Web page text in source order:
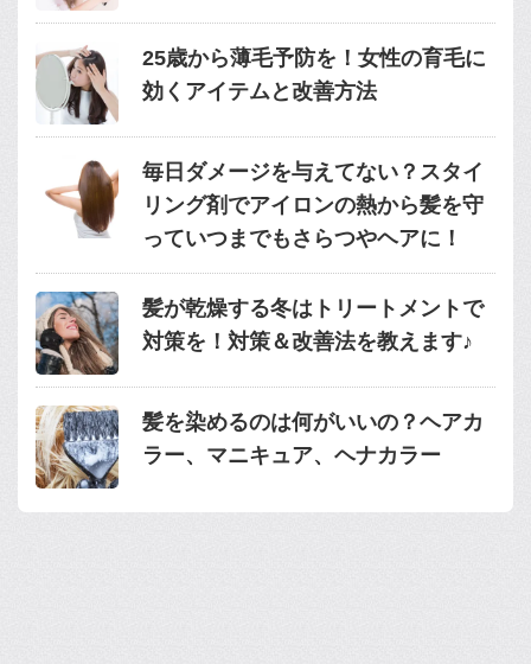
25歳から薄毛予防を！女性の育毛に
効くアイテムと改善方法
毎日ダメージを与えてない？スタイ
リング剤でアイロンの熱から髪を守
っていつまでもさらつやヘアに！
髪が乾燥する冬はトリートメントで
対策を！対策＆改善法を教えます♪
髪を染めるのは何がいいの？ヘアカ
ラー、マニキュア、ヘナカラー